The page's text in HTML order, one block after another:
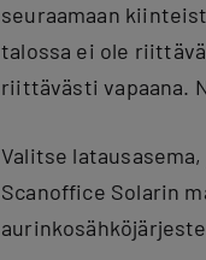
seuraamaan
talossa ei ole
riittävästi vapaana.
Valitse
Scanoffice Solarin